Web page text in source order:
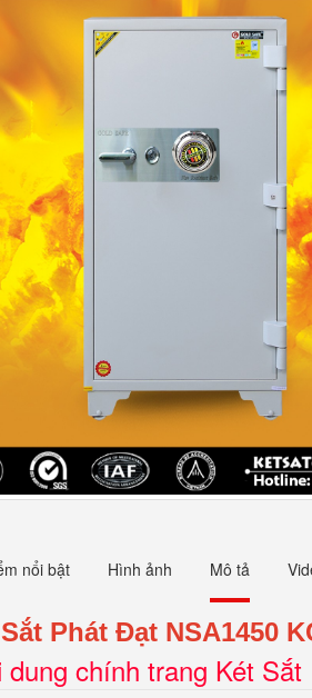
nổi bật Hình ảnh Mô tả
Phát Đạt NSA1450
dung chính trang Két Sắt